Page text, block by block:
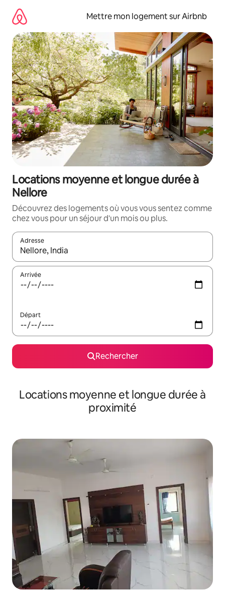
directement
contenu
Mettre mon logement sur Airbnb
Locations moyenne et longue durée à
Nellore
Découvrez des logements où vous vous sentez comme
chez vous pour un séjour d'un mois ou plus.
Adresse
Lorsque les résultats s'affichent, utilisez les flèches vers le
Arrivée
Départ
Rechercher
Locations moyenne et longue durée à
proximité